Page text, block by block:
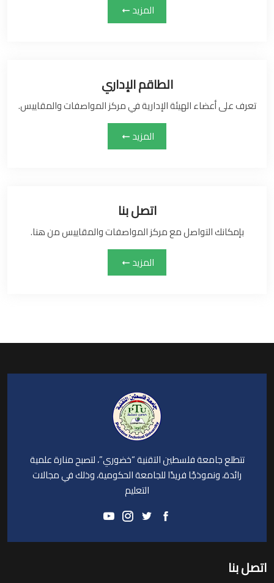
المزيد
الطاقم الإداري
تعرف على أعضاء الهيئة الإدارية في مركز المواصفات والمقاييس.
المزيد
اتصل بنا
بإمكانك التواصل مع مركز المواصفات والمقاييس من هنا.
المزيد
تتطلع جامعة فلسطين التقنية “خضوري”، لتصبح منارة علمية
رائدة، ونموذجًا فريدًا للجامعة الحكومية، وذلك في مجالات
التعليم
اتصل بنا